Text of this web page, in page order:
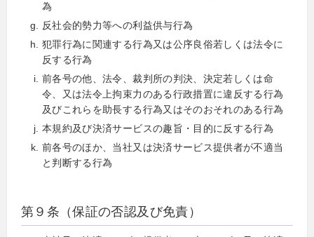
為
反社会的勢力等への利益供与行為
犯罪行為に関連する行為又は公序良俗若しくは法令に
反する行為
前各号の他、法令、裁判所の判決、決定若しくは命
令、又は法令上拘束力のある行政措置に違反する行為
及びこれらを助長する行為又はそのおそれのある行為
本規約及び決済サービスの趣旨・目的に反する行為
前各号のほか、当社又は決済サービス提供者が不適当
と判断する行為
第９条（保証の否認及び免責）